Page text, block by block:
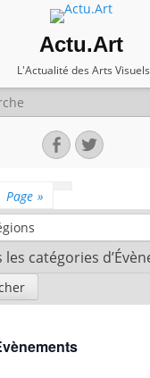
Actu.Art
L'Actualité des Arts Visuels
Facebook
Twitter
Page »